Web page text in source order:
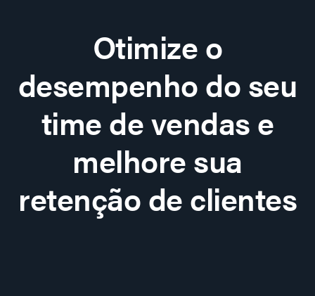
Otimize o
desempenho do seu
time de vendas e
melhore sua
retenção de clientes